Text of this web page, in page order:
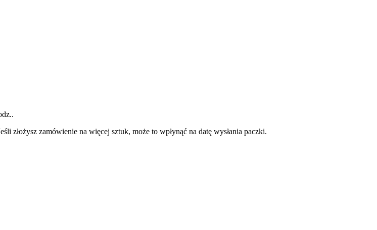
.
złożysz zamówienie na więcej sztuk, może to wpłynąć na datę wysłania paczki.